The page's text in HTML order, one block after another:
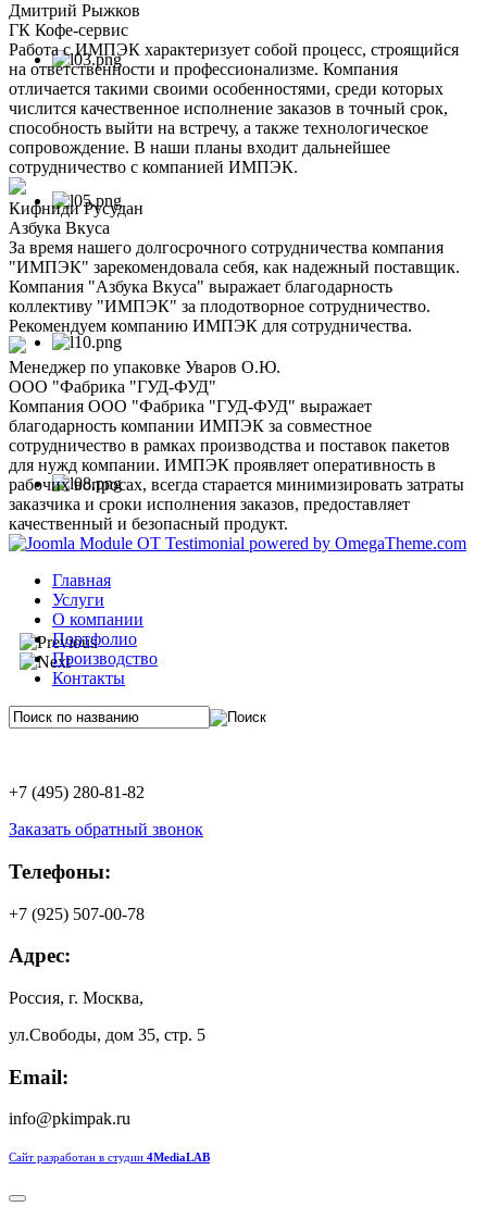
Дмитрий Рыжков
ГК Кофе-сервис
Работа с ИМПЭК характеризует собой процесс, строящийся
на ответственности и профессионализме. Компания
отличается такими своими особенностями, среди которых
числится качественное исполнение заказов в точный срок,
способность выйти на встречу, а также технологическое
сопровождение. В наши планы входит дальнейшее
сотрудничество с компанией ИМПЭК.
Кифниди Русудан
Азбука Вкуса
За время нашего долгосрочного сотрудничества компания
"ИМПЭК" зарекомендовала себя, как надежный поставщик.
Компания "Азбука Вкуса" выражает благодарность
коллективу "ИМПЭК" за плодотворное сотрудничество.
Рекомендуем компанию ИМПЭК для сотрудничества.
Менеджер по упаковке Уваров О.Ю.
ООО "Фабрика "ГУД-ФУД"
Компания ООО "Фабрика "ГУД-ФУД" выражает
благодарность компании ИМПЭК за совместное
сотрудничество в рамках производства и поставок пакетов
для нужд компании. ИМПЭК проявляет оперативность в
рабочих вопросах, всегда старается минимизировать затраты
заказчика и сроки исполнения заказов, предоставляет
качественный и безопасный продукт.
Главная
Услуги
О компании
Портфолио
Производство
Контакты
+7 (495) 280-81-82
Заказать обратный звонок
Телефоны:
+7 (925) 507-00-78
Адрес:
Россия, г. Москва,
ул.Свободы, дом 35, стр. 5
Email:
info@pkimpak.ru
Сайт разработан в студии 4MediaLAB